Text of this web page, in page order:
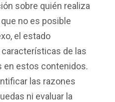
sobre quién realiza
no es posible
el estado
de las
en estos contenidos.
las razones
ni evaluar la